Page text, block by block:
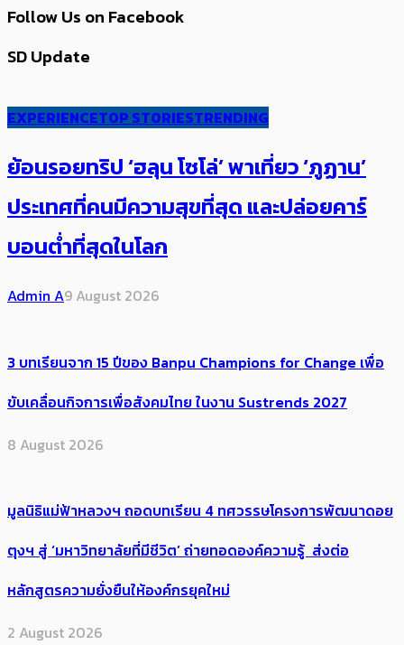
Follow Us on Facebook
SD Update
EXPERIENCETOP STORIESTRENDING
ย้อนรอยทริป ‘ฮลุน โซโล่’ ​​พาเที่ยว ‘ภูฏาน’
ประเทศ​ที่คน​มีความสุข​ที่สุด​​ และปล่อยคาร์​
บอนต่ำที่สุดในโลก
Admin A9 August 2026
3 บทเรียนจาก 15 ปีของ Banpu Champions for Change เพื่อ
ขับเคลื่อนกิจการเพื่อสังคมไทย ในงาน Sustrends 2027
8 August 2026
มูลนิธิแม่ฟ้าหลวงฯ ถอดบทเรียน 4 ทศวรรษโครงการพัฒนาดอย
ตุงฯ สู่ ‘มหาวิทยาลัยที่มีชีวิต’ ถ่ายทอดองค์ความรู้ ส่งต่อ
หลักสูตรความยั่งยืนให้องค์กรยุคใหม่
2 August 2026